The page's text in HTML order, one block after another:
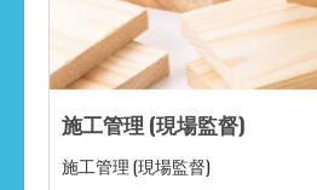
施工管理 (現場監督)
施工管理 (現場監督)